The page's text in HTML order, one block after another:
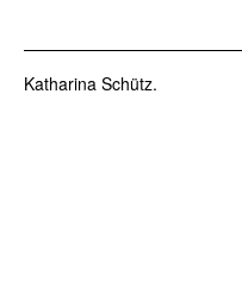
Katharina Schütz.